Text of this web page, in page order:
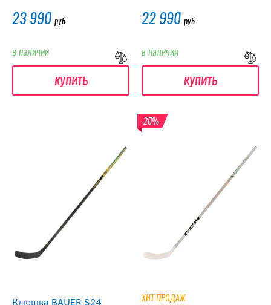
23 990 руб.
в наличии
купить
22 990 руб.
в наличии
купить
Клюшка BAUER S24
-20%
ХИТ ПРОДАЖ